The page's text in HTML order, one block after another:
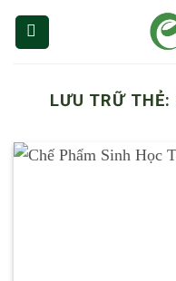
Chuyển
đến
LƯU TRỮ THẺ: